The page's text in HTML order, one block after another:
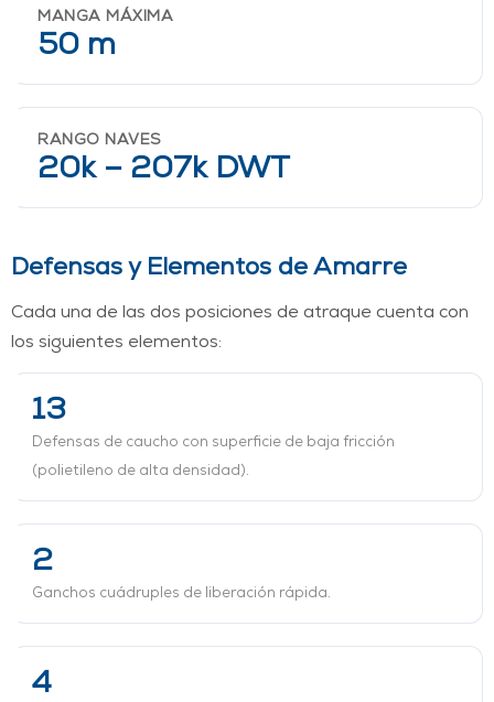
MANGA MÁXIMA
50 m
RANGO NAVES
20k – 207k DWT
Defensas y Elementos de Amarre
Cada una de las dos posiciones de atraque cuenta con
los siguientes elementos:
13
Defensas de caucho con superficie de baja fricción
(polietileno de alta densidad).
2
Ganchos cuádruples de liberación rápida.
4